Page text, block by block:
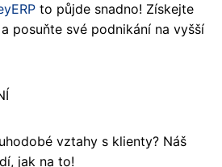
to půjde snadno! Získejte
posuňte své podnikání na vyšší
vztahy s klienty? Náš
jak na to!